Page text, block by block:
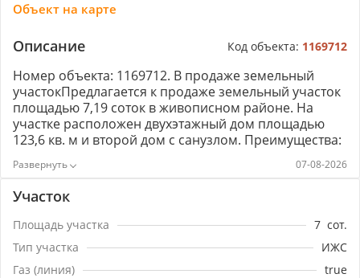
Объект на карте
Описание Код объекта: 1169712
Номер объекта: 1169712. В продаже земельный
участокПредлагается к продаже земельный участок
площадью 7,19 соток в живописном районе. На
участке расположен двухэтажный дом площадью
123,6 кв. м и второй дом с санузлом. Преимущества:
под индивидуальное жилищное строительство
(ИЖС). Возможность прописки. Дом обеспечен
водой и электричеством. Газ проходит по меже,
возможно подключение по социальной программе.
Развитая инфраструктура в пешей доступности,
включая школьные автобусы и маршрутки. Этот
участок — отличный выбор для тех, кто мечтает о
07-08-2026
Участок
Площадь участка 7 сот.
Тип участка
ИЖС
Газ (линия)
true